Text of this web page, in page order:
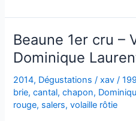
cru
–
Clos
des
Bois
Chevaux
–
Beaune 1er cru –
Dominique
2014, Dégustations /xav /
brie,cantal,chapon,
rouge, salers,volaille rôtie